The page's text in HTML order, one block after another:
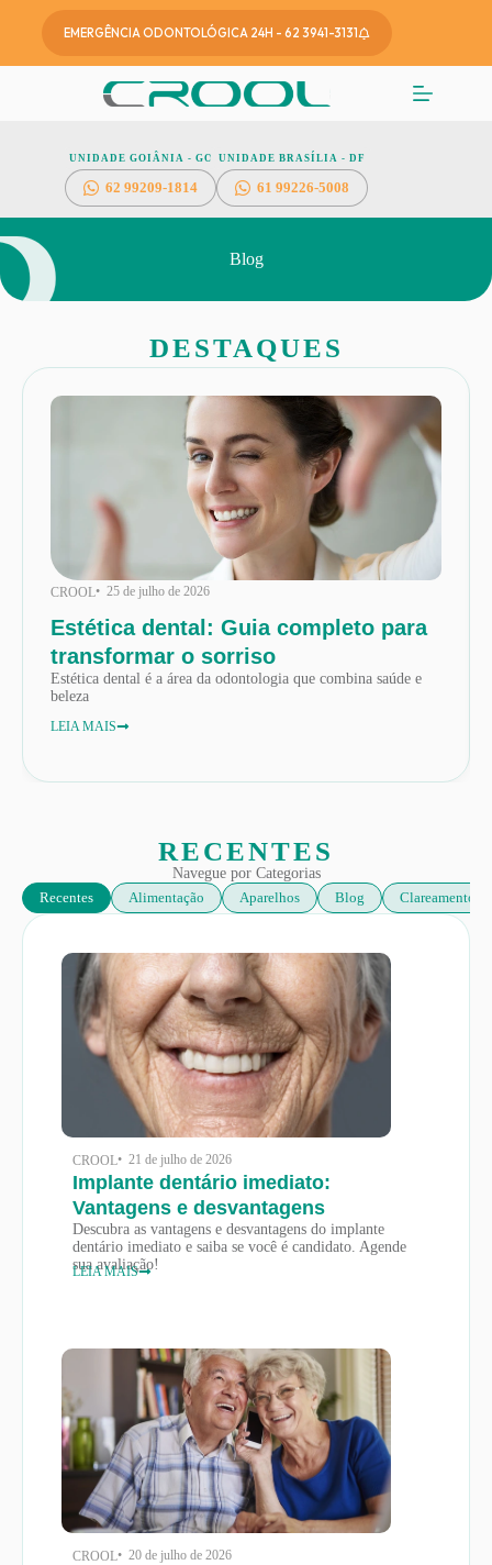
EMERGÊNCIA ODONTOLÓGICA 24H - 62 3941-3131
UNIDADE GOIÂNIA - GO
6299209-1814
UNIDADE BRASÍLIA - DF
61 99226-5008
Blog
DESTAQUES
CROOL• 25 de julho de 2026
Estética dental: Guia completo para
transformar o sorriso
Estética dental é a área da odontologia que combina saúde e
beleza
LEIA MAIS
RECENTES
Navegue por Categorias
Alimentação
Aparelhos Blog Clareamento
Recentes
CROOL• 21 de julho de 2026
Implante dentário imediato:
Vantagens e desvantagens
Descubra as vantagens e desvantagens do implante
dentário imediato e saiba se você é candidato. Agende
sua avaliação!
LEIA MAIS
CROOL• 20 de julho de 2026